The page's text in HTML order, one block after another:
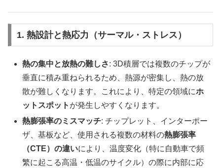
1. 熱設計と熱応力（サーマル・ストレス）
熱の集中と放熱の難しさ: 3D積層では複数のチップが
垂直に積み重ねられるため、熱源が密集し、熱の放
散が難しくなります。これにより、特定の領域にホ
ットスポット が発生しやすくなります。
熱膨張率のミスマッチ: チップレット、インターポー
ザ、基板など、使用される複数の材料の熱膨張率
（CTE）の違いにより、温度変化（特に自動車で頻
繁に起こる高温・低温のサイクル）の際に内部に応